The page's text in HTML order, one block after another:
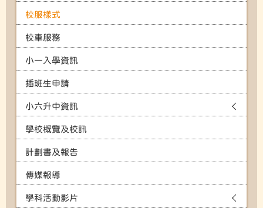
校服樣式
校車服務
小一入學資訊
插班生申請
小六升中資訊
學校概覽及校訊
計劃書及報告
傳媒報導
學科活動影片